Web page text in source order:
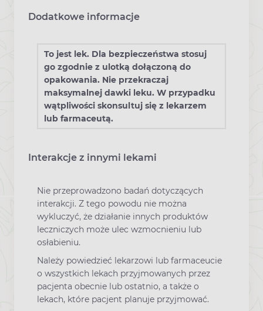
Dodatkowe informacje
To jest lek. Dla bezpieczeństwa stosuj
go zgodnie z ulotką dołączoną do
opakowania. Nie przekraczaj
maksymalnej dawki leku. W przypadku
wątpliwości skonsultuj się z lekarzem
lub farmaceutą.
Interakcje z innymi lekami
Nie przeprowadzono badań dotyczących
interakcji. Z tego powodu nie można
wykluczyć, że działanie innych produktów
leczniczych może ulec wzmocnieniu lub
osłabieniu.
Należy powiedzieć lekarzowi lub farmaceucie
o wszystkich lekach przyjmowanych przez
pacjenta obecnie lub ostatnio, a także o
lekach, które pacjent planuje przyjmować.